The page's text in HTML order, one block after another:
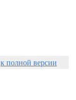
к полной версии